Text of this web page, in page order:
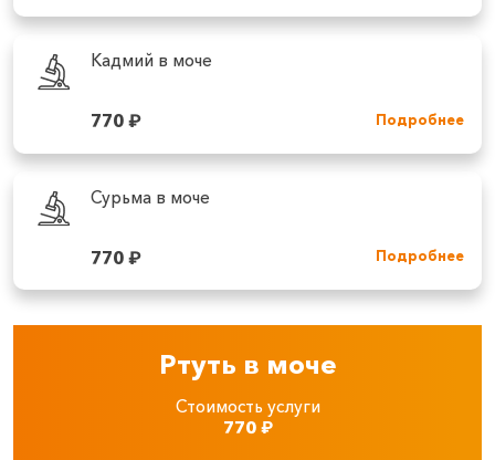
Кадмий в моче
770₽ Подробнее
Сурьма в моче
770₽ Подробнее
Ртуть в моче
Стоимость услуги
770₽